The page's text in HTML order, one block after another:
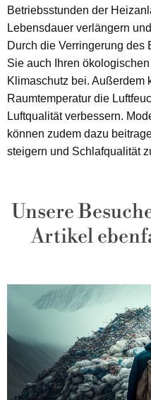
Betriebsstunden der
Lebensdauer verlängern
Durch die Verringerung des
Sie auch Ihren
Klimaschutz bei. Außerdem
Raumtemperatur die
Luftqualität verbessern.
können zudem dazu
steigern und Schlafqualität
Unsere
Artikel